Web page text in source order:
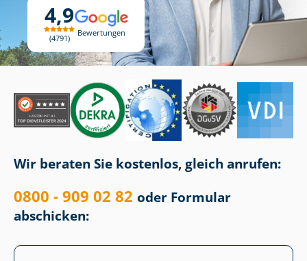
4,9
4791
Bewertungen
Wir beraten Sie kostenlos, gleich anrufen:
0800 - 909 02 82 oder Formular
abschicken: